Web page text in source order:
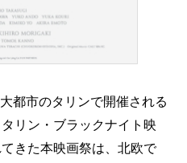
都市のタリンで開催される
リン・ブラックナイト映
きた本映画祭は、北欧で